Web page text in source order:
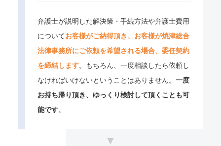
弁護士が説明した解決策・手続方法や弁護士費用
についてお客様がご納得頂き、お客様が焼津総合
法律事務所にご依頼を希望される場合、委任契約
を締結します。もちろん、一度相談したら依頼し
なければいけないということはありません。 一度
お持ち帰り頂き、ゆっくり検討して頂くことも可
能です。